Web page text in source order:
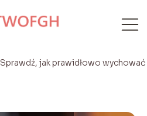
Sprawdź, jak prawidłowo wychować